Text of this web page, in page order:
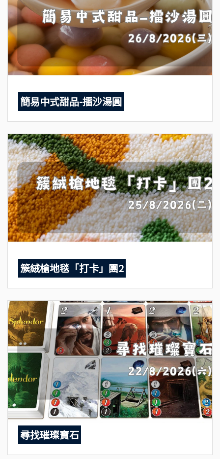
簡易中式甜品-擂沙湯圓
簇絨槍地毯「打卡」團2
尋找璀璨寶石